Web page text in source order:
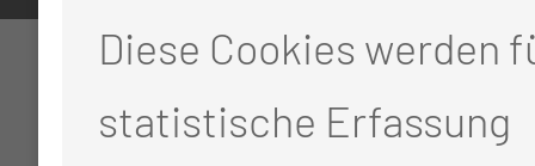
Diese Cookies werden
statistische Erfassung